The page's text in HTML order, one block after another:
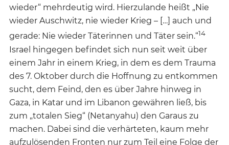
wieder“ mehrdeutig wird. Hierzulande heißt „Nie
wieder Auschwitz, nie wieder Krieg – […] auch und
gerade: Nie wieder Täterinnen und Täter sein.“14
Israel hingegen befindet sich nun seit weit über
einem Jahr in einem Krieg, in dem es dem Trauma
des 7. Oktober durch die Hoffnung zu entkommen
sucht, dem Feind, den es über Jahre hinweg in
Gaza, in Katar und im Libanon gewähren ließ, bis
zum „totalen Sieg“ (Netanyahu) den Garaus zu
machen. Dabei sind die verhärteten, kaum mehr
aufzulösenden Fronten nur zum Teil eine Folge der